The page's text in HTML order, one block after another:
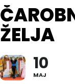
ŽELJA
10
MAJ